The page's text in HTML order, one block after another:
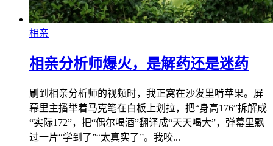
相亲
相亲分析师爆火，是解药还是迷药
刷到相亲分析师的视频时，我正窝在沙发里啃苹果。屏
幕里主播举着马克笔在白板上划拉，把“身高176”拆解成
“实际172”，把“偶尔喝酒”翻译成“天天喝大”，弹幕里飘
过一片“学到了”“太真实了”。我咬...